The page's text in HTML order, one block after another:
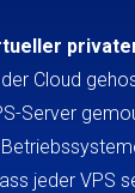
Cloud
Server
jeder VPS